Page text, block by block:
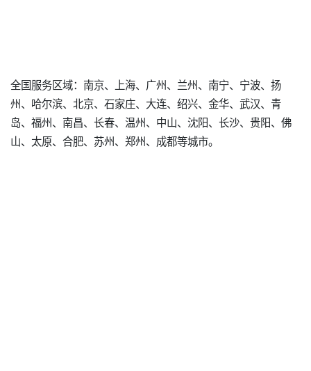
全国服务区域：南京、上海、广州、兰州、南宁、宁波、扬
州、哈尔滨、北京、石家庄、大连、绍兴、金华、武汉、青
岛、福州、南昌、长春、温州、中山、沈阳、长沙、贵阳、佛
山、太原、合肥、苏州、郑州、成都等城市。